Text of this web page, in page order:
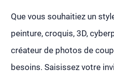
Que vous souhaitiez un
peinture, croquis, 3D,
créateur de photos de
besoins. Saisissez votre